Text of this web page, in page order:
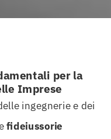
per la
Imprese
ingegnerie e dei
fideiussorie